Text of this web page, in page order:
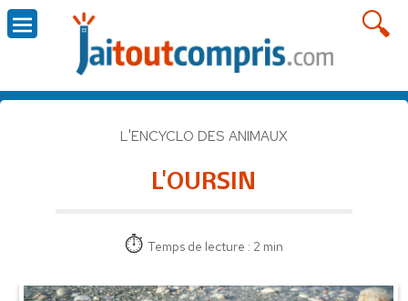
L'ENCYCLO DES ANIMAUX
L'OURSIN
Temps de lecture : 2 min